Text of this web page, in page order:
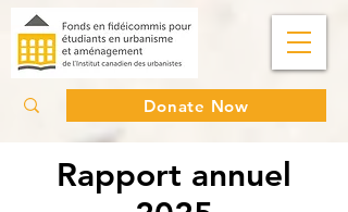
Donate Now
Rapport annuel